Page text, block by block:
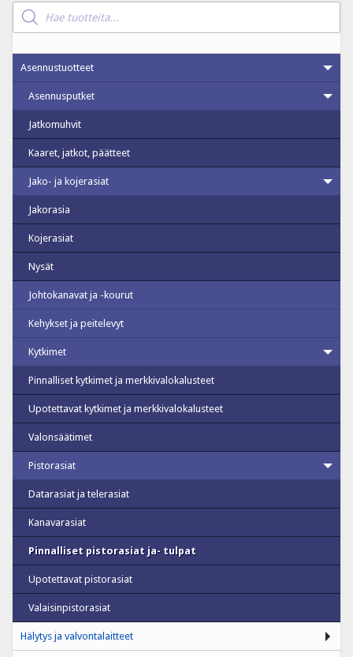
Products
search
Asennustuotteet
Asennusputket
Jatkomuhvit
Kaaret, jatkot, päätteet
Jako- ja kojerasiat
Jakorasia
Kojerasiat
Nysät
Johtokanavat ja -kourut
Kehykset ja peitelevyt
Kytkimet
Pinnalliset kytkimet ja merkkivalokalusteet
Upotettavat kytkimet ja merkkivalokalusteet
Valonsäätimet
Pistorasiat
Datarasiat ja telerasiat
Kanavarasiat
Pinnalliset pistorasiat ja- tulpat
Upotettavat pistorasiat
Valaisinpistorasiat
Hälytys ja valvontalaitteet